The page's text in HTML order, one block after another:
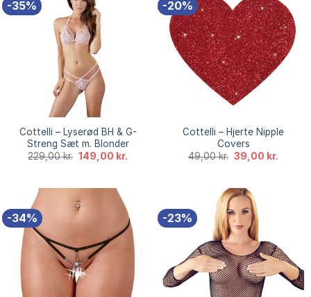
-35%
Cottelli – Lyserød BH & G-
Streng Sæt m. Blonder
229,00kr. Den
oprindelige
229,00 kr..
149,00 kr.
-20%
Cottelli – Hjerte Nipple
Covers
49,00kr. Den
oprindelige
49,00 kr..
39,00 kr.
-34% -23%